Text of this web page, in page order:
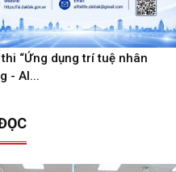
“Ứng dụng trí tuệ nhân
- AI...